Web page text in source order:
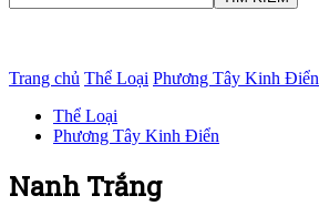
Trang chủ Thể Loại Phương Tây Kinh Điển
Thể Loại
Phương Tây Kinh Điển
Nanh Trắng